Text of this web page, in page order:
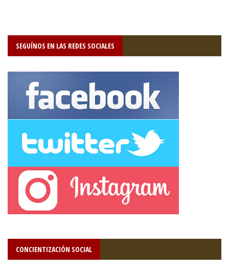
SEGUÍNOS EN LAS REDES SOCIALES
CONCIENTIZACIÓN SOCIAL